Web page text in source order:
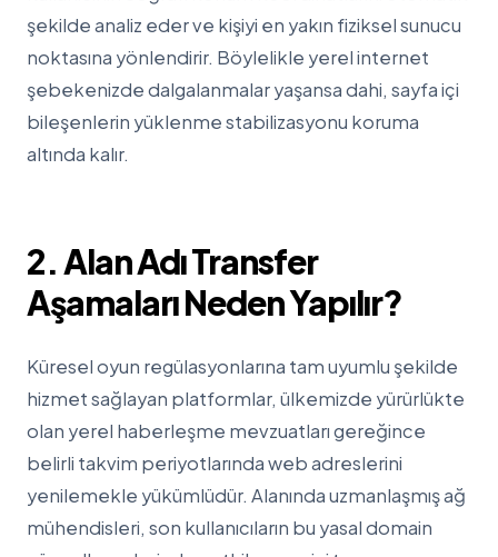
şekilde analiz eder ve kişiyi en yakın fiziksel sunucu
noktasına yönlendirir. Böylelikle yerel internet
şebekenizde dalgalanmalar yaşansa dahi, sayfa içi
bileşenlerin yüklenme stabilizasyonu koruma
altında kalır.
2. Alan Adı Transfer
Aşamaları Neden Yapılır?
Küresel oyun regülasyonlarına tam uyumlu şekilde
hizmet sağlayan platformlar, ülkemizde yürürlükte
olan yerel haberleşme mevzuatları gereğince
belirli takvim periyotlarında web adreslerini
yenilemekle yükümlüdür. Alanında uzmanlaşmış ağ
mühendisleri, son kullanıcıların bu yasal domain